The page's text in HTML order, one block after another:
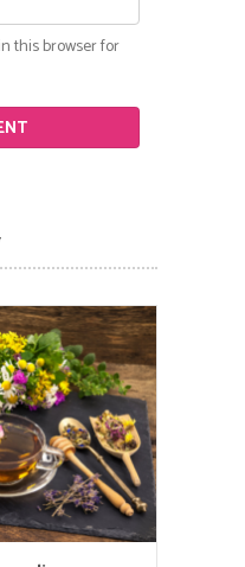
this browser for